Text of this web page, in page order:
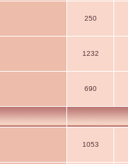
250
1232
690
1053